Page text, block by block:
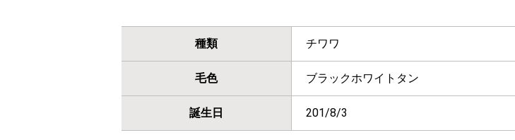
種類 チワワ
毛色 ブラックホワイトタン
誕生日 201/8/3